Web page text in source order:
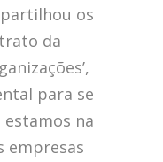
partilhou os
da
para se
na
empresas